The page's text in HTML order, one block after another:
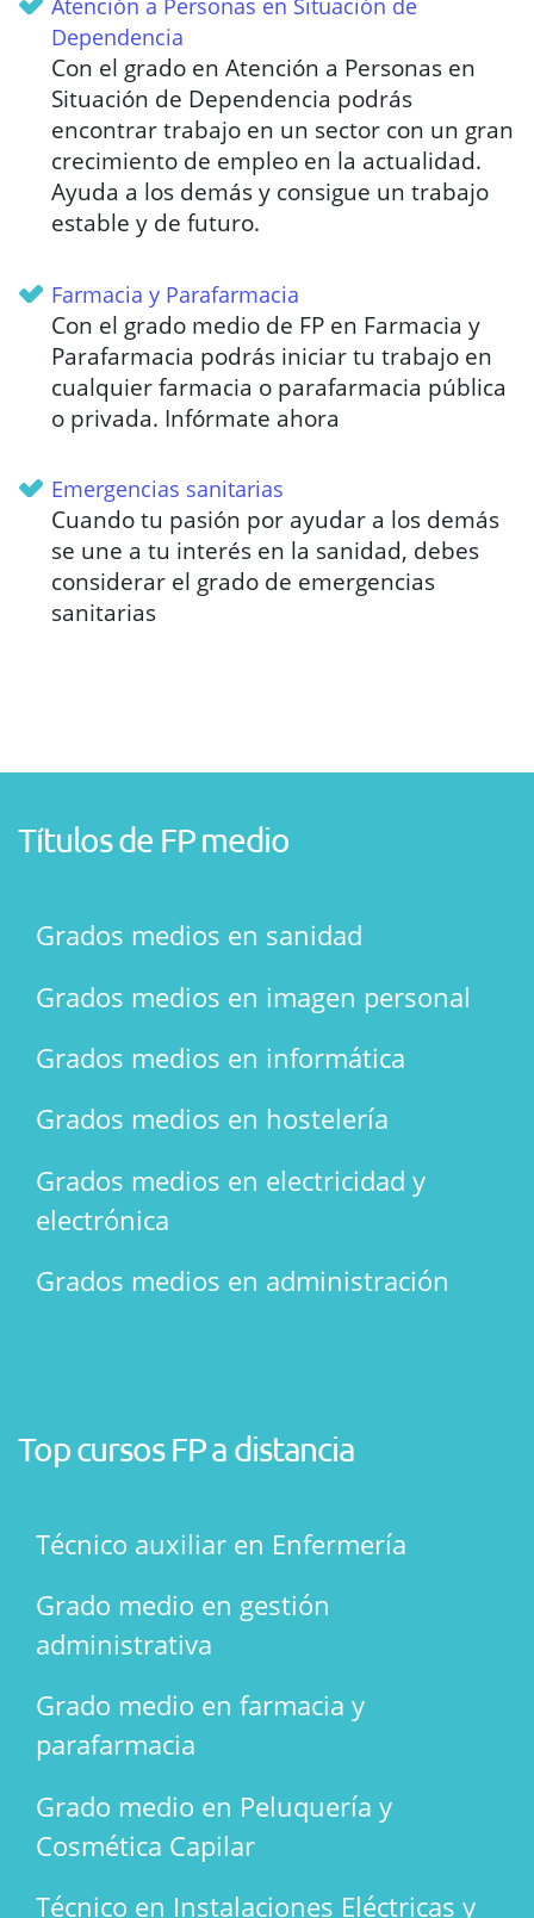
Atención a Personas en Situación de
Dependencia
Con el grado en Atención a Personas en
Situación de Dependencia podrás
encontrar trabajo en un sector con un gran
crecimiento de empleo en la actualidad.
Ayuda a los demás y consigue un trabajo
estable y de futuro.
Farmacia y Parafarmacia
Con el grado medio de FP en Farmacia y
Parafarmacia podrás iniciar tu trabajo en
cualquier farmacia o parafarmacia pública
o privada. Infórmate ahora
Emergencias sanitarias
Cuando tu pasión por ayudar a los demás
se une a tu interés en la sanidad, debes
considerar el grado de emergencias
sanitarias
Títulos de FP medio
Grados medios en sanidad
Grados medios en imagen personal
Grados medios en informática
Grados medios en hostelería
Grados medios en electricidad y
electrónica
Grados medios en administración
Top cursos FP a distancia
Técnico auxiliar en Enfermería
Grado medio en gestión
administrativa
Grado medio en farmacia y
parafarmacia
Grado medio en Peluquería y
Cosmética Capilar
Técnico en Instalaciones Eléctricas y